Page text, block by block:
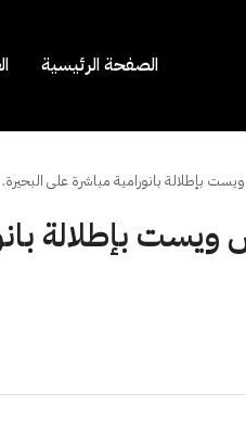
الصفحة الرئيسية
بإطلالة بانورامية مباشرة على البحيرة.
ويست بإطلالة